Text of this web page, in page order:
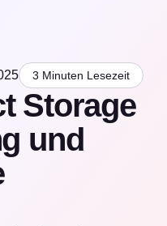
3 Minuten Lesezeit
Storage
und